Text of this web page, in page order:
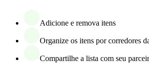
Adicione e remova itens
Organize os itens por corredores
Compartilhe a lista com seu